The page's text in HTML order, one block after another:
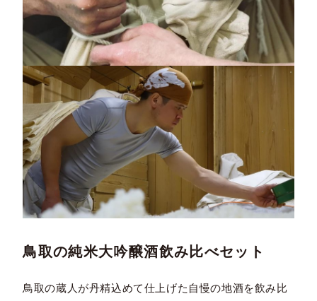
鳥取の純米大吟醸酒飲み比べセット
鳥取の蔵人が丹精込めて仕上げた自慢の地酒を飲み比